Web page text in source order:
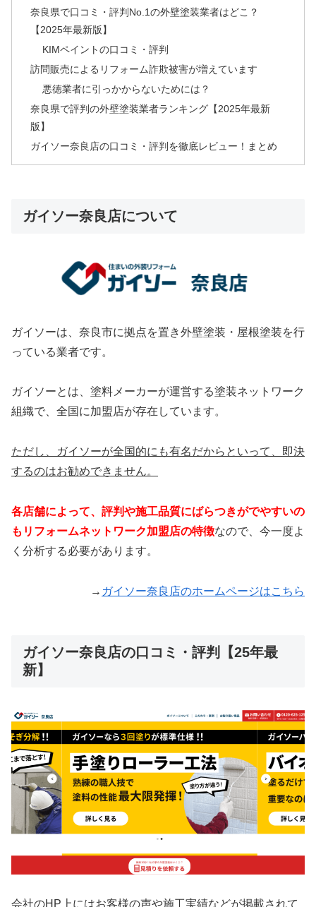
奈良県で口コミ・評判No.1の外壁塗装業者はどこ？
【2025年最新版】
KIMペイントの口コミ・評判
訪問販売によるリフォーム詐欺被害が増えています
悪徳業者に引っかからないためには？
奈良県で評判の外壁塗装業者ランキング【2025年最新
版】
ガイソー奈良店の口コミ・評判を徹底レビュー！まとめ
ガイソー奈良店について
ガイソーは、奈良市に拠点を置き外壁塗装・屋根塗装を行
っている業者です。
ガイソーとは、塗料メーカーが運営する塗装ネットワーク
組織で、全国に加盟店が存在しています。
ただし、ガイソーが全国的にも有名だからといって、即決
するのはお勧めできません。
各店舗によって、 評判や施工品質にばらつきがでやすいの
もリフォームネットワーク加盟店の特徴なので、今一度よ
く分析する必要があります。
→ ガイソー奈良店のホームページはこちら
ガイソー奈良店の口コミ・評判【25年最
新】
会社のHP上にはお客様の声や施工実績などが掲載されて